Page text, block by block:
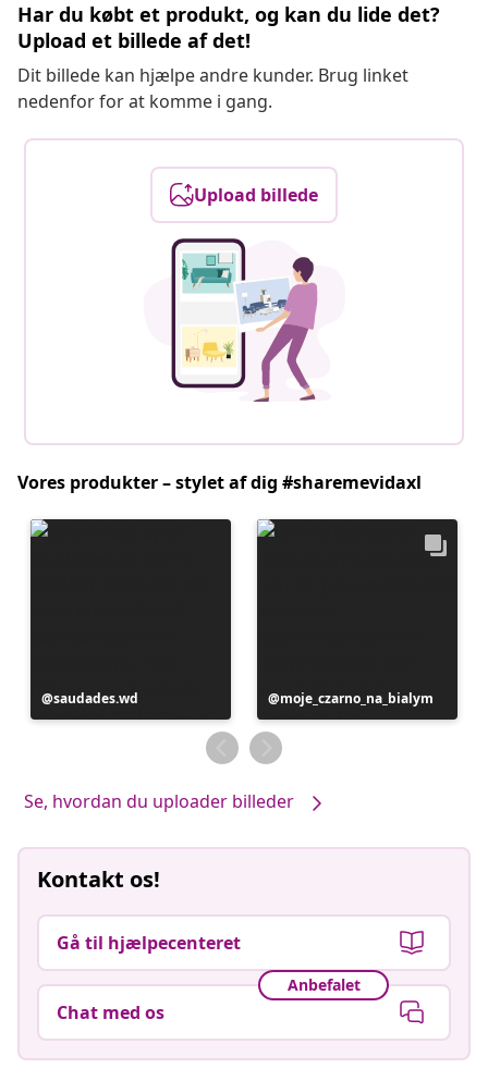
Har du købt et produkt, og kan du lide det?
Upload et billede af det!
Dit billede kan hjælpe andre kunder. Brug linket
nedenfor for at komme i gang.
Upload billede
Vores produkter – stylet af dig #sharemevidaxl
Opslag
offentliggjort
saudades.wd
Opslag
offentliggjort
af
moje_czarno_na_bialym
Se, hvordan du uploader billeder
Kontakt os!
Gå til hjælpecenteret
Anbefalet
Chat med os